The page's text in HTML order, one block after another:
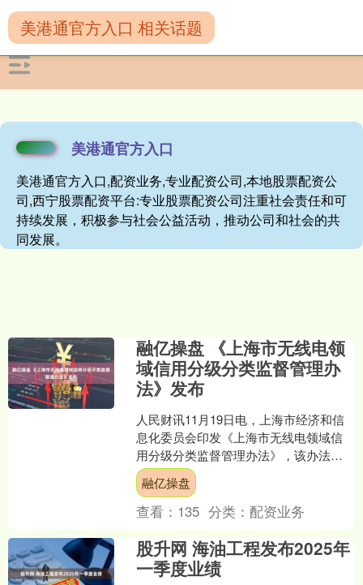
美港通官方入口
美港通官方入口,配资业务,专业配资公司,本地股票配资公
司,西宁股票配资平台:专业股票配资公司注重社会责任和可
持续发展，积极参与社会公益活动，推动公司和社会的共
同发展。
美港通官方入口 相关话题
融亿操盘 《上海市无线电领
域信用分级分类监督管理办
法》发布
人民财讯11月19日电，上海市经济和信
息化委员会印发《上海市无线电领域信
用分级分类监督管理办法》，该办法自
2025年11月19日起施行，有效期至2030
年11月....
融亿操盘
查看： 135 分类： 配资业务
股升网 海油工程发布2025年
一季度业绩